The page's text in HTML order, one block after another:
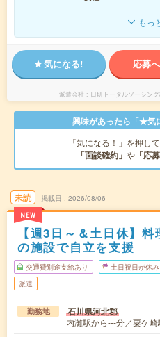
もっ
気になる! 応募
派遣会社 日研トータルソーシン
興味があったら「★気
「気になる！」を押し
「面談確約」 や 「応
未読
NEW
掲載日 2026/08/06
【週3日～＆土日休】
の施設で自立を支援
交通費別途支給あり 土日祝日が休み
派遣
勤務地 石川県河北郡
内灘駅から---分／粟ケ